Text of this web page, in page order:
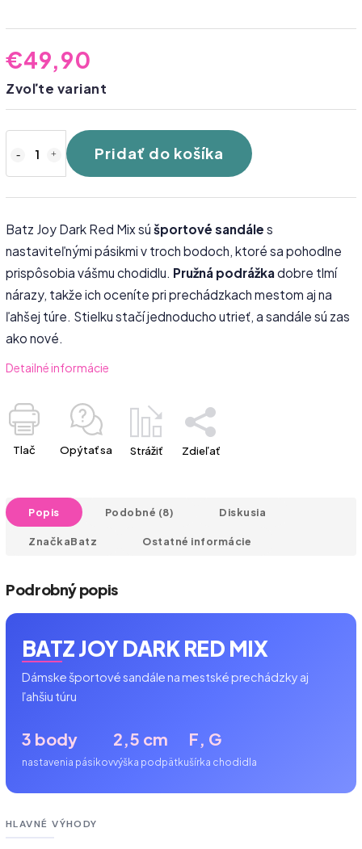
€49,90
Zvoľte variant
Pridať do košíka
Batz Joy Dark Red Mix sú športové sandále s
nastaviteľnými pásikmi v troch bodoch, ktoré sa pohodlne
prispôsobia vášmu chodidlu. Pružná podrážkadobre tlmí
nárazy, takže ich oceníte pri prechádzkach mestom aj na
ľahšej túre. Stielku stačí jednoducho utrieť, a sandále sú zas
ako nové.
Detailné informácie
Tlač Opýtať sa Strážiť Zdieľať
Popis Podobné (8) Diskusia
ZnačkaBatz Ostatné informácie
Podrobný popis
BATZ JOY DARK RED MIX
Dámske športové sandále na mestské prechádzky aj
ľahšiu túru
3 body
nastavenia pásikov
2,5 cm
výška podpätku
F, G
šírka chodidla
HLAVNÉ VÝHODY